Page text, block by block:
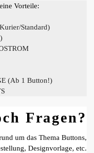
Vorteile:
Standard)
(Ab 1 Button!)
Fragen?
um das Thema Buttons,
Designvorlage, etc.